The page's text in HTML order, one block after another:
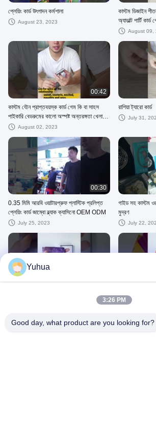
প্লেয়িং কার্ড উৎপাদন কর্মশালা
August 23, 2023
কাস্টম ডিজাইন
অ্যাডাল্ট পার্টি
কার্ড গেমAugust 09,
00:42
কাস্টম যৌন প্রাপ্তবয়স্ক কার্ড গেম কি বা সাহস
পাইকারি বেডরুমের কালো অস্পষ্ট অন্তরঙ্গতা খেলা
কার্ড জন্যAugust 02, 2023
রাশিয়া ট্যারো কার্ড
July 31,
00:30
0.35 মিমি আরবি ওয়াটারপ্রুফ প্লাস্টিক প্রলিপ্ত
প্লেয়িং কার্ড জাম্বো ব্ল্যাক ক্যাসিনো OEM ODM
July 25, 2023
গাইড সহ কাস্টম
মুদ্রণ
July 22,
00:37
চীন থেকে কাস্টম
Yuhua
3:26 PM
Good day, what product are you looking for?